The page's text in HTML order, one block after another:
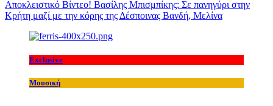
Αποκλειστικό Βίντεο! Βασίλης Μπισμπίκης: Σε πανηγύρι στην
Κρήτη μαζί με την κόρης της Δέσποινας Βανδή, Μελίνα
Exclusive
Μουσική